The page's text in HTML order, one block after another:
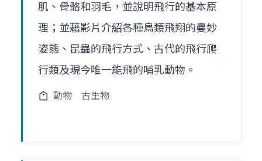
肌、骨骼和羽毛，並說明飛行的基本原
理；並藉影片介紹各種鳥類飛翔的曼妙
姿態、昆蟲的飛行方式、古代的飛行爬
行類及現今唯一能飛的哺乳動物。
動物 古生物